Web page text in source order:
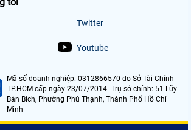
Twitter
Youtube
Mã số doanh nghiệp: 0312866570 do Sở Tài Chính
TP.HCM cấp ngày 23/07/2014. Trụ sở chính: 51 Lũy
Bán Bích, Phường Phú Thạnh, Thành Phố Hồ Chí
Minh